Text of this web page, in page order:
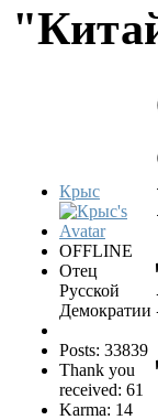
Крыс
OFFLINE
Отец
Русской
Демократии
Posts: 33839
Thank you
received: 61
Karma: 14